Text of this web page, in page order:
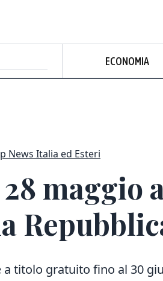
ECONOMIA
News Italia ed Esteri
maggio
a titolo gratuito fino al 30